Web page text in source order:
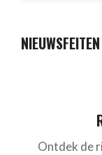
Ontdek de